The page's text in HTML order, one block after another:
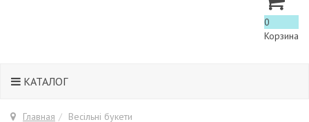
0
Корзина
КАТАЛОГ
Главная Весільні букети